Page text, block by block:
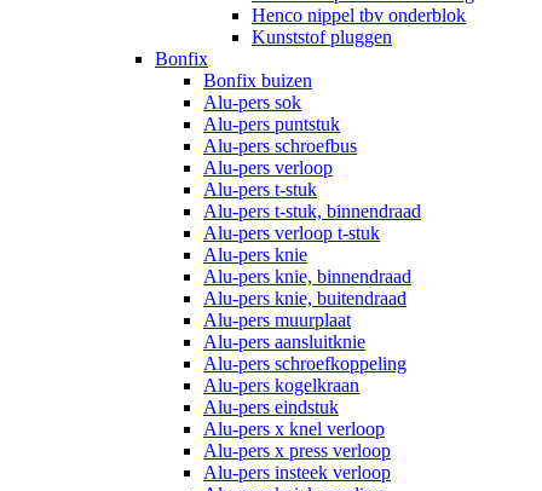
Henco nippel tbv onderblok
Kunststof pluggen
Bonfix
Bonfix buizen
Alu-pers sok
Alu-pers puntstuk
Alu-pers schroefbus
Alu-pers verloop
Alu-pers t-stuk
Alu-pers t-stuk, binnendraad
Alu-pers verloop t-stuk
Alu-pers knie
Alu-pers knie, binnendraad
Alu-pers knie, buitendraad
Alu-pers muurplaat
Alu-pers aansluitknie
Alu-pers schroefkoppeling
Alu-pers kogelkraan
Alu-pers eindstuk
Alu-pers x knel verloop
Alu-pers x press verloop
Alu-pers insteek verloop